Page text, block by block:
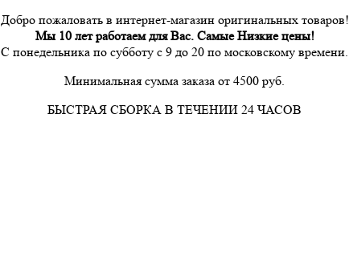
Добро пожаловать в интернет-магазин оригинальных товаров!
Мы 10 лет работаем для Вас. Самые Низкие цены!
С понедельника по субботу с 9 до 20 по московскому времени.
Минимальная сумма заказа от 4500 руб.
БЫСТРАЯ СБОРКА В ТЕЧЕНИИ 24 ЧАСОВ